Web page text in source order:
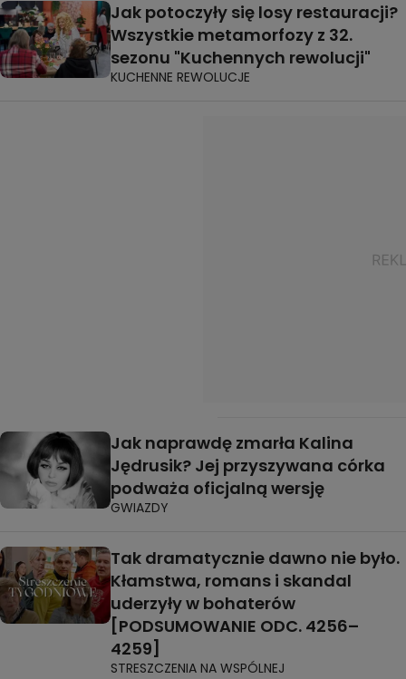
Jak potoczyły się losy restauracji?
Wszystkie metamorfozy z 32.
sezonu "Kuchennych rewolucji"
KUCHENNE REWOLUCJE
Jak naprawdę zmarła Kalina
Jędrusik? Jej przyszywana córka
podważa oficjalną wersję
GWIAZDY
Tak dramatycznie dawno nie było.
Kłamstwa, romans i skandal
uderzyły w bohaterów
[PODSUMOWANIE ODC. 4256–
4259]
STRESZCZENIA NA WSPÓLNEJ